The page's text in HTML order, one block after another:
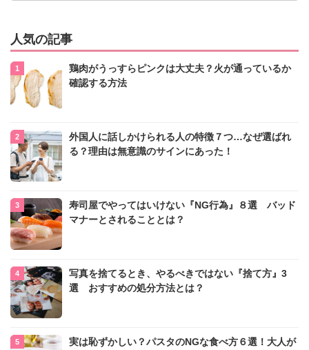
人気の記事
鶏肉がうっすらピンクは大丈夫？火が通っているか
確認する方法
外国人に話しかけられる人の特徴７つ…なぜ選ばれ
る？理由は無意識のサインにあった！
寿司屋でやってはいけない『NG行為』８選 バッド
マナーとされることとは？
写真を捨てるとき、やるべきではない『捨て方』3
選 おすすめの処分方法とは？
実は恥ずかしい？パスタのNGな食べ方６選！大人が